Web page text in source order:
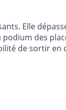
Elle
podium des
de sortir en